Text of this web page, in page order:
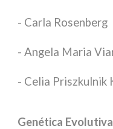
- Carla Rosenberg
- Angela Maria
- Celia Priszkulnik
Genética